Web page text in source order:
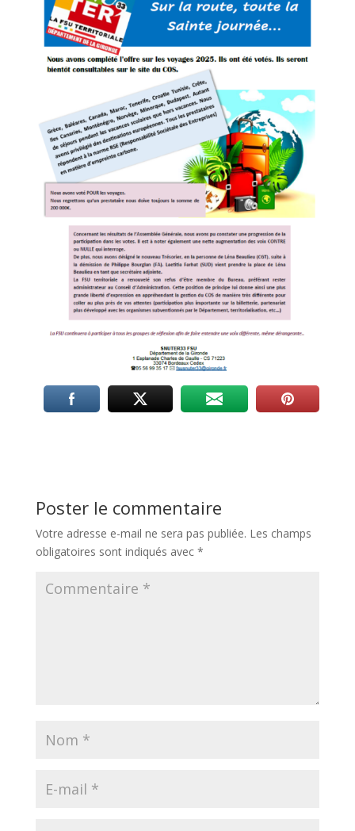
Poster le commentaire
Votre adresse e-mail ne sera pas publiée. Les champs
obligatoires sont indiqués avec *